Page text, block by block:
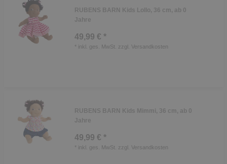
RUBENS BARN Kids Lollo, 36 cm, ab 0
Jahre
49,99 € *
* inkl. ges. MwSt. zzgl. Versandkosten
RUBENS BARN Kids Mimmi, 36 cm, ab 0
Jahre
49,99 € *
* inkl. ges. MwSt. zzgl. Versandkosten